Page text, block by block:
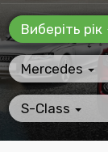
Виберіть рік
Mercedes
S-Class